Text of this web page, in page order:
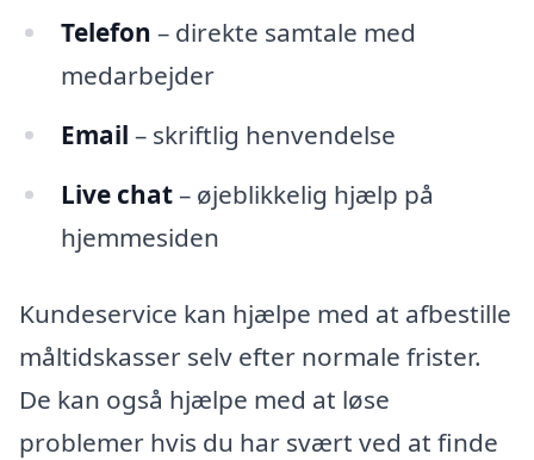
Telefon – direkte samtale med
medarbejder
Email – skriftlig henvendelse
Live chat– øjeblikkelig hjælp på
hjemmesiden
Kundeservice kan hjælpe med at afbestille
måltidskasser selv efter normale frister.
De kan også hjælpe med at løse
problemer hvis du har svært ved at finde